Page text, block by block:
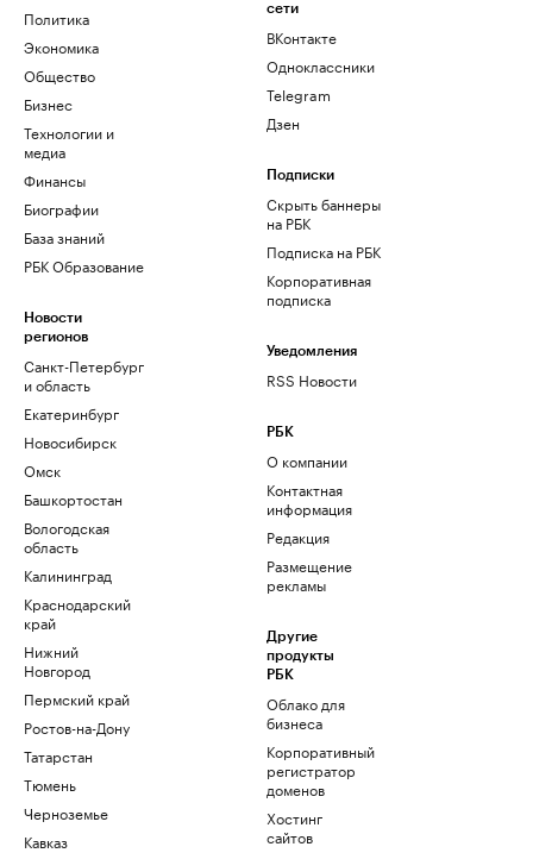
Политика
Экономика
Общество
Бизнес
Технологии и
медиа
Финансы
Биографии
База знаний
РБК Образование
Новости
регионов
Санкт-Петербург
и область
Екатеринбург
Новосибирск
Омск
Башкортостан
Вологодская
область
Калининград
Краснодарский
край
Нижний
Новгород
Пермский край
Ростов-на-Дону
Татарстан
Тюмень
Черноземье
Кавказ
сети
ВКонтакте
Одноклассники
Telegram
Дзен
Подписки
Скрыть баннеры
на РБК
Подписка на РБК
Корпоративная
подписка
Уведомления
RSS Новости
РБК
О компании
Контактная
информация
Редакция
Размещение
рекламы
Другие
продукты
РБК
Облако для
бизнеса
Корпоративный
регистратор
доменов
Хостинг
сайтов